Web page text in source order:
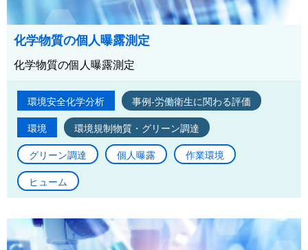
化学物質の個人曝露測定
化学物質の個人曝露測定
環境安全化学分析 事例-労働衛生に関わる評価
環境 環境規制物質・グリーン調達
グリーン調達 個人曝露 作業環境
ヒューム